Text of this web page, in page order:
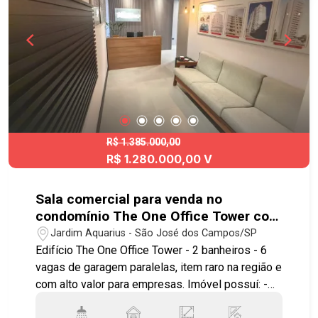
R$ 1.385.000,00
R$ 1.280.000,00 V
Sala comercial para venda no
condomínio The One Office Tower com
6 vagas de garagem e 72m² no Jardim
Aquarius!
Jardim Aquarius - São José dos Campos/SP
Edifício The One Office Tower - 2 banheiros - 6
vagas de garagem paralelas, item raro na região e
com alto valor para empresas. Imóvel possuí: -